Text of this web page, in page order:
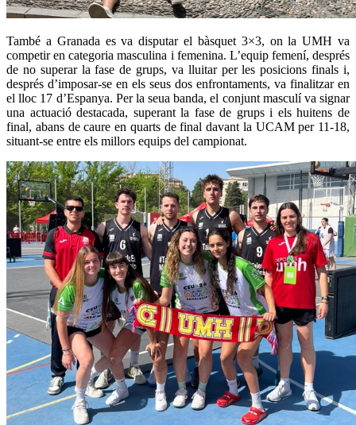
També a Granada es va disputar el bàsquet 3×3, on la UMH va
competir en categoria masculina i femenina. L’equip femení, després
de no superar la fase de grups, va lluitar per les posicions finals i,
després d’imposar-se en els seus dos enfrontaments, va finalitzar en
el lloc 17 d’Espanya. Per la seua banda, el conjunt masculí va signar
una actuació destacada, superant la fase de grups i els huitens de
final, abans de caure en quarts de final davant la UCAM per 11-18,
situant-se entre els millors equips del campionat.